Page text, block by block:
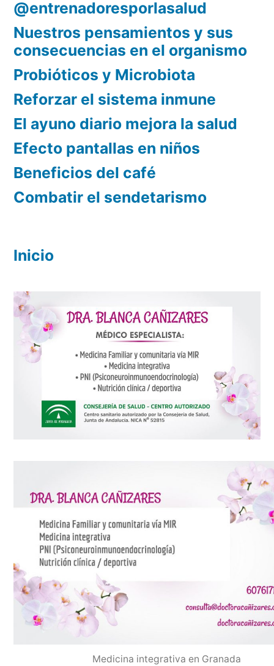
@entrenadoresporlasalud
Nuestros pensamientos y sus
consecuencias en el organismo
Probióticos y Microbiota
Reforzar el sistema inmune
El ayuno diario mejora la salud
Efecto pantallas en niños
Beneficios del café
Combatir el sendetarismo
Inicio
Medicina integrativa en Granada